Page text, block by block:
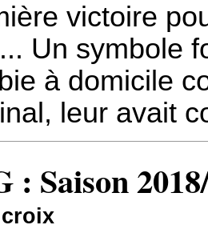
victoire
Un symbole
à domicile
leur avait
: Saison